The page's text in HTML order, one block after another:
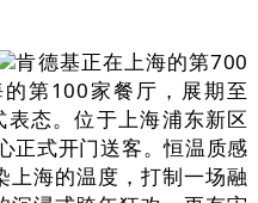
肯德基正在上海的第700
第100家餐厅，展期至
态。位于上海浦东新区
正式开门送客。恒温质感
上海的温度，打制一场融